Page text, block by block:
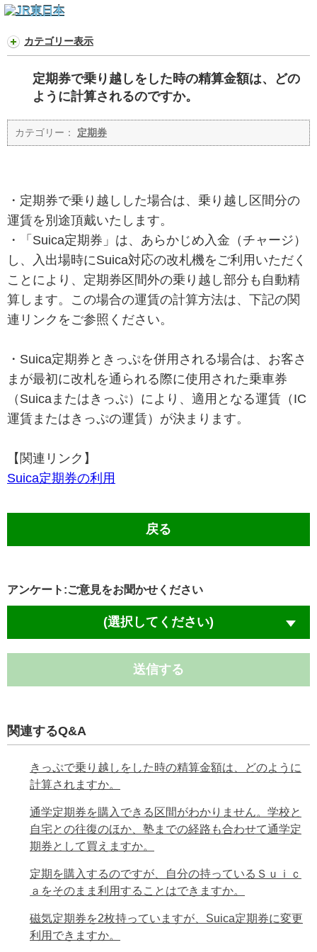
カテゴリー表示
定期券で乗り越しをした時の精算金額は、どの
ように計算されるのですか。
カテゴリー： 定期券
・定期券で乗り越しした場合は、乗り越し区間分の
運賃を別途頂戴いたします。
・「Suica定期券」は、あらかじめ入金（チャージ）
し、入出場時にSuica対応の改札機をご利用いただく
ことにより、定期券区間外の乗り越し部分も自動精
算します。この場合の運賃の計算方法は、下記の関
連リンクをご参照ください。
・Suica定期券ときっぷを併用される場合は、お客さ
まが最初に改札を通られる際に使用された乗車券
（Suicaまたはきっぷ）により、適用となる運賃（IC
運賃またはきっぷの運賃）が決まります。
【関連リンク】
Suica定期券の利用
戻る
アンケート:ご意見をお聞かせください
(選択してください)
送信する
関連するQ&A
きっぷで乗り越しをした時の精算金額は、どのように
計算されますか。
通学定期券を購入できる区間がわかりません。学校と
自宅との往復のほか、塾までの経路も合わせて通学定
期券として買えますか。
定期を購入するのですが、自分の持っているＳｕｉｃ
ａをそのまま利用することはできますか。
磁気定期券を2枚持っていますが、Suica定期券に変更
利用できますか。